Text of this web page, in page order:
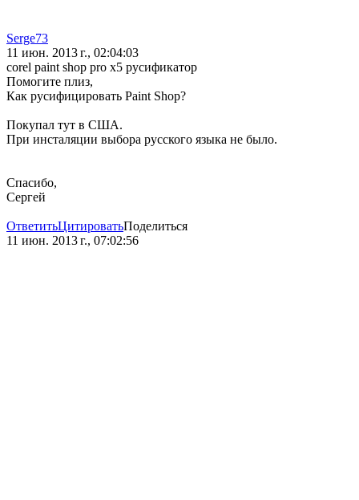
Serge73
11 июн. 2013 г., 02:04:03
corel paint shop pro x5 русификатор
Помогите плиз,
Как русифицировать Paint Shop?
Покупал тут в США.
При инсталяции выбора русского языка не было.
Спасибо,
Сергей
ОтветитьЦитироватьПоделиться
11 июн. 2013 г., 07:02:56